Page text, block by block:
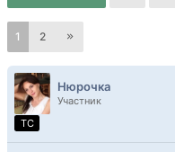
1 2
Нюрочка
Участник
TC